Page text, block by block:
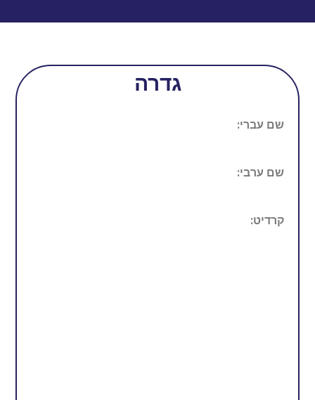
גדרה
שם עברי:
שם ערבי:
קרדיט: